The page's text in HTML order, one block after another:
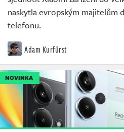
naskytla evropským majitelům
telefonu.
Adam Kurfürst
NOVINKA